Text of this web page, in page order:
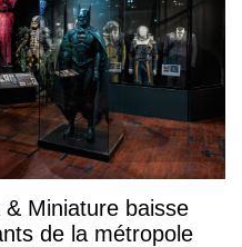
Miniature baisse
de la métropole